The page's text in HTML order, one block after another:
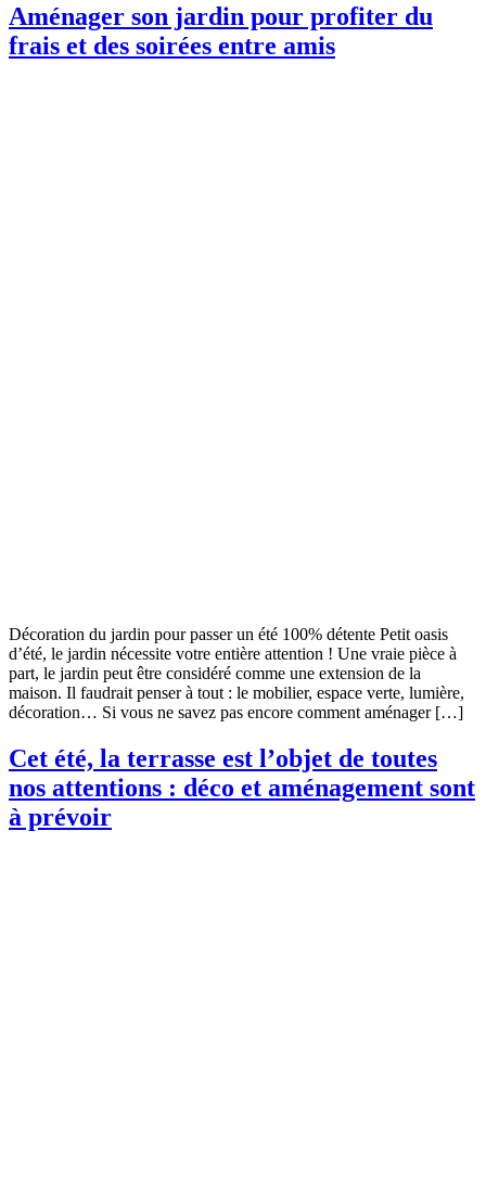
Aménager son jardin pour profiter du
frais et des soirées entre amis
Décoration du jardin pour passer un été 100% détente Petit oasis
d’été, le jardin nécessite votre entière attention ! Une vraie pièce à
part, le jardin peut être considéré comme une extension de la
maison. Il faudrait penser à tout : le mobilier, espace verte, lumière,
décoration… Si vous ne savez pas encore comment aménager […]
Cet été, la terrasse est l’objet de toutes
nos attentions : déco et aménagement sont
à prévoir